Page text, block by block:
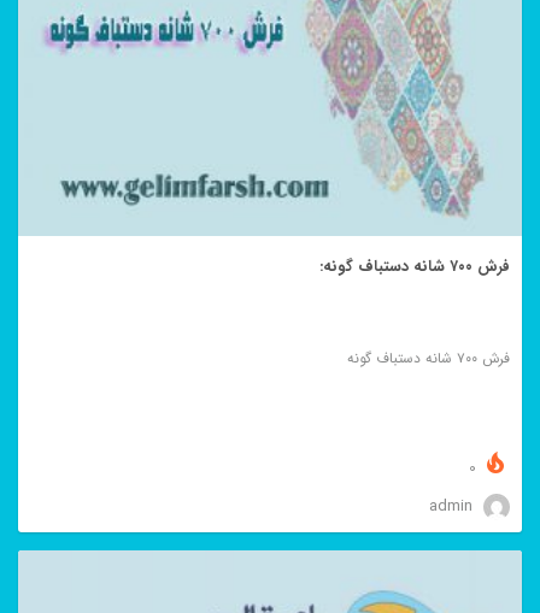
فرش ۷۰۰ شانه دستباف گونه:
فرش ۷۰۰ شانه دستباف گونه
admin